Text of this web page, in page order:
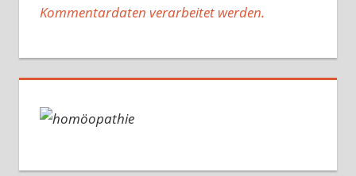
Kommentardaten verarbeitet werden.